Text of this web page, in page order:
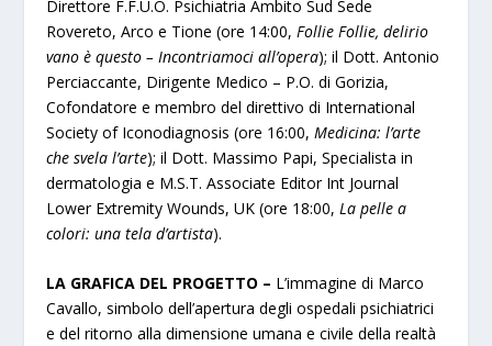
Direttore F.F.U.O. Psichiatria Ambito Sud Sede
Rovereto, Arco e Tione (ore 14:00, Follie Follie, delirio
vano è questo – Incontriamoci all’opera); il Dott. Antonio
Perciaccante, Dirigente Medico – P.O. di Gorizia,
Cofondatore e membro del direttivo di International
Society of Iconodiagnosis (ore 16:00,Medicina: l’arte
che svela l’arte); il Dott. Massimo Papi, Specialista in
dermatologia e M.S.T. Associate Editor Int Journal
Lower Extremity Wounds, UK (ore 18:00, La pelle a
colori: una tela d’artista).
LA GRAFICA DEL PROGETTO – L’immagine di Marco
Cavallo, simbolo dell’apertura degli ospedali psichiatrici
e del ritorno alla dimensione umana e civile della realtà